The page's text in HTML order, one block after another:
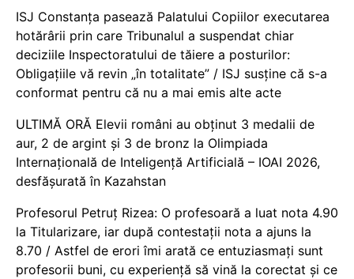
ISJ Constanța pasează Palatului Copiilor executarea
hotărârii prin care Tribunalul a suspendat chiar
deciziile Inspectoratului de tăiere a posturilor:
Obligațiile vă revin „în totalitate” / ISJ susține că s-a
conformat pentru că nu a mai emis alte acte
ULTIMĂ ORĂ Elevii români au obținut 3 medalii de
aur, 2 de argint și 3 de bronz la Olimpiada
Internațională de Inteligență Artificială – IOAI 2026,
desfășurată în Kazahstan
Profesorul Petruț Rizea: O profesoară a luat nota 4.90
la Titularizare, iar după contestații nota a ajuns la
8.70 / Astfel de erori îmi arată ce entuziasmați sunt
profesorii buni, cu experiență să vină la corectat și ce